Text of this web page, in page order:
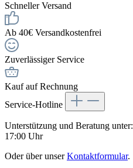
Schneller Versand
Ab 40€ Versandkostenfrei
Zuverlässiger Service
Kauf auf Rechnung
Service-Hotline
Unterstützung und Beratung unter:
17:00 Uhr
Oder über unserKontaktformular.